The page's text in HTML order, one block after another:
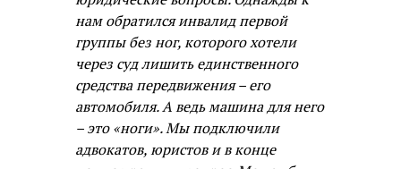
нам обратился инвалид первой
группы без ног, которого хотели
через суд лишить единственного
средства передвижения – его
автомобиля. А ведь машина для него
– это «ноги». Мы подключили
адвокатов, юристов и в конце